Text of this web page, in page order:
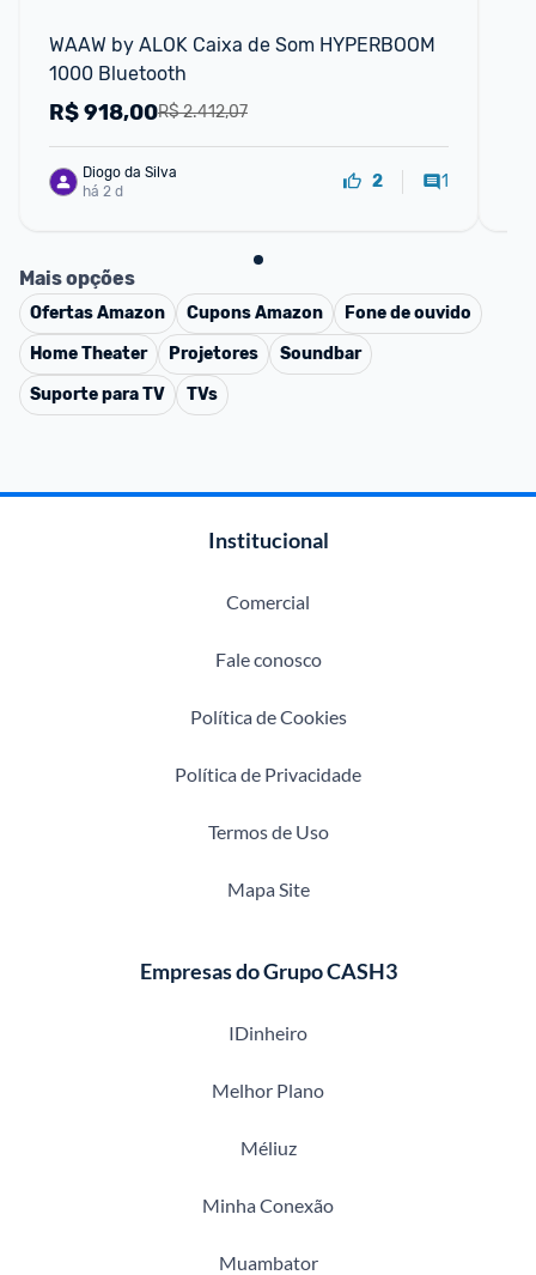
WAAW by ALOK Caixa de Som HYPERBOOM
1000 Bluetooth
R$ 2.412,07
R$918,00
Diogo da Silva
há 2 d
2 1
Mais opções
OfertasAmazon CuponsAmazon
Fone de ouvido
Home Theater
Projetores
Soundbar
Suporte para TV
TVs
Institucional
Comercial
Fale conosco
Política de Cookies
Política de Privacidade
Termos de Uso
Mapa Site
Empresas do Grupo CASH3
IDinheiro
Melhor Plano
Méliuz
Minha Conexão
Muambator